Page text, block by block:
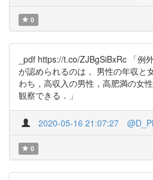
0
_pdf https://t.co/ZJBgSiBxRc 「例
が認められるのは， 男性の年収と
わち，高収入の男性，高肥満の女
観察できる．」
2020-05-16 21:07:27
0